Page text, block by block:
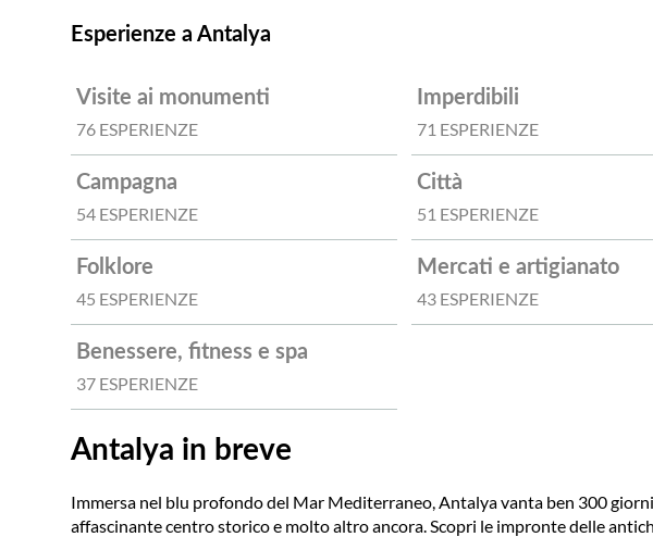
Esperienze a Antalya
Visite ai monumenti
76 ESPERIENZE
Imperdibili
71 ESPERIENZE
Campagna
54 ESPERIENZE
Città
51 ESPERIENZE
Folklore
45 ESPERIENZE
Mercati e artigianato
43 ESPERIENZE
Benessere, fitness e spa
37 ESPERIENZE
Antalya in breve
Immersa nel blu profondo del Mar Mediterraneo, Antalya vanta ben 300
affascinante centro storico e molto altro ancora. Scopri le impronte delle